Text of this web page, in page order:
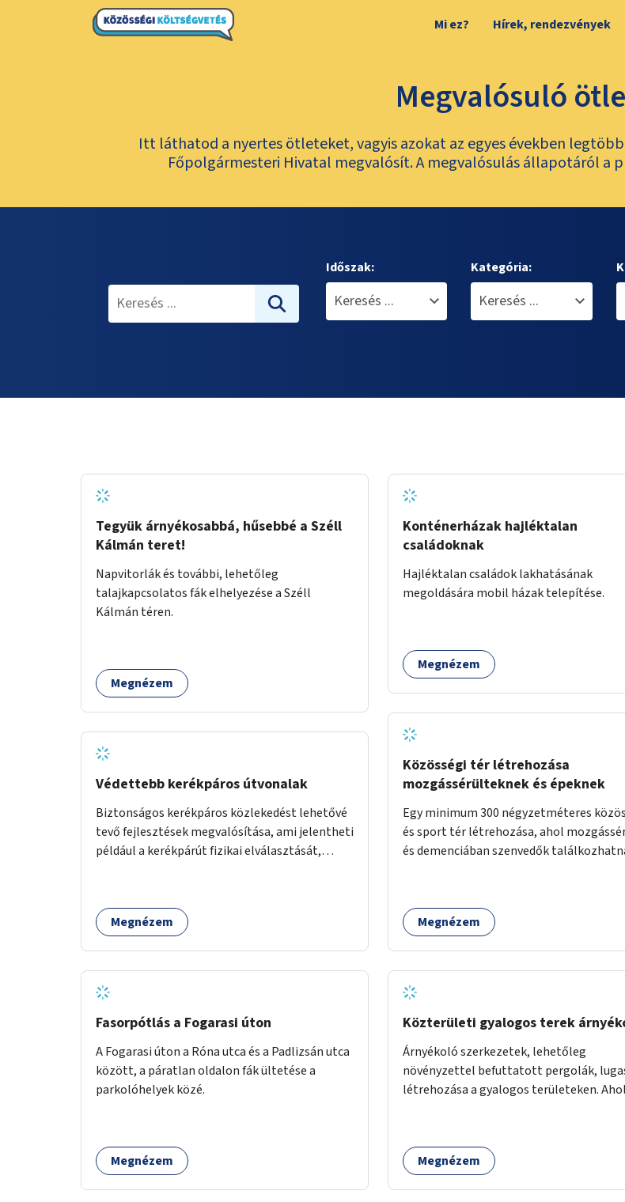
Mi ez? Hírek, rendezvények
Megvalósuló
Itt láthatod a nyertes ötleteket, vagyis azokat az egyes években
Főpolgármesteri Hivatal megvalósít. A megvalósulás állapotáról a
Időszak: Kategória:
Tegyük árnyékosabbá, hűsebbé a Széll
Kálmán teret!
Napvitorlák és további, lehetőleg
talajkapcsolatos fák elhelyezése a Széll
Kálmán téren.
Megnézem
Védettebb kerékpáros útvonalak
Biztonságos kerékpáros közlekedést lehetővé
tevő fejlesztések megvalósítása, ami jelentheti
például a kerékpárút fizikai elválasztását,
különösen a veszélyesebb kereszteződésekben,
vagy akár egyes egyirányú utcák megnyitását
Megnézem
Fasorpótlás a Fogarasi úton
A Fogarasi úton a Róna utca és a Padlizsán utca
között, a páratlan oldalon fák ültetése a
parkolóhelyek közé.
Megnézem
Konténerházak hajléktalan
családoknak
Hajléktalan családok lakhatásának
megoldására mobil házak telepítése.
Megnézem
Közösségi tér létrehozása
mozgássérülteknek és épeknek
Egy minimum 300 négyzetméteres
és sport tér létrehozása, ahol
és demenciában szenvedők
amit a legtöbb mozgásában korlátozott
ember is tud játszani, fontos, hogy a téren
egész legyen zöld és üdítő hangulatú.
Megnézem
Közterületi gyalogos terek
Árnyékoló szerkezetek, lehetőleg
növényzettel befuttatott pergolák,
létrehozása a gyalogos területeken.
legvégső megoldásként napvitorlák
felszerelése.
Megnézem